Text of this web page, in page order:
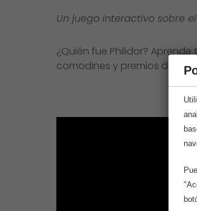
Un juego interactivo sobre
¿Quién fue Philidor?
comodines y premios de